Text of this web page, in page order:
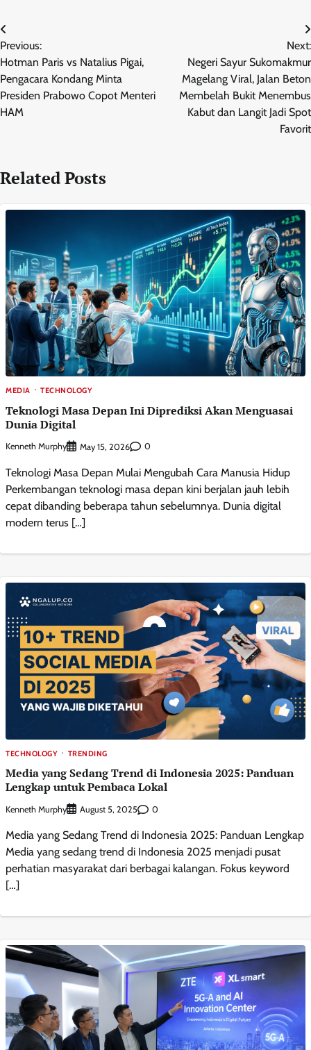
Post
navigation
Previous:
Hotman Paris vs Natalius Pigai,
Pengacara Kondang Minta
Presiden Prabowo Copot Menteri
HAM
Next:
Negeri Sayur Sukomakmur
Magelang Viral, Jalan Beton
Membelah Bukit Menembus
Kabut dan Langit Jadi Spot
Favorit
Related Posts
MEDIA TECHNOLOGY
Teknologi Masa Depan Ini Diprediksi Akan Menguasai
Dunia Digital
Kenneth Murphy May 15, 2026 0
Teknologi Masa Depan Mulai Mengubah Cara Manusia Hidup
Perkembangan teknologi masa depan kini berjalan jauh lebih
cepat dibanding beberapa tahun sebelumnya. Dunia digital
modern terus […]
TECHNOLOGY TRENDING
Media yang Sedang Trend di Indonesia 2025: Panduan
Lengkap untuk Pembaca Lokal
Kenneth Murphy August 5, 2025 0
Media yang Sedang Trend di Indonesia 2025: Panduan Lengkap
Media yang sedang trend di Indonesia 2025 menjadi pusat
perhatian masyarakat dari berbagai kalangan. Fokus keyword
[…]